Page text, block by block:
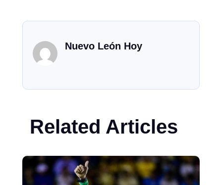
Nuevo León Hoy
Related Articles